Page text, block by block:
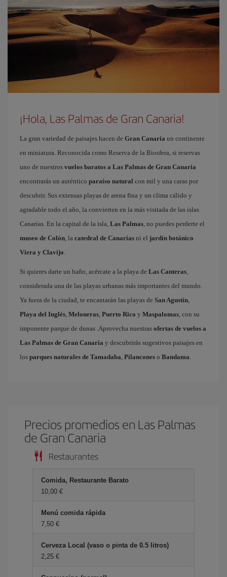
¡Hola, Las Palmas de Gran Canaria!
La gran variedad de paisajes hacen de Gran Canaria un continente
en miniatura. Reconocida como Reserva de la Biosfera, si reservas
uno de nuestros vuelos baratos a Las Palmas de Gran Canaria
encontrarás un auténtico paraíso natural con mil y una caras por
descubrir. Sus extensas playas de arena fina y un clima cálido y
agradable todo el año, la convierten en la más visitada de las islas
Canarias. En la capital de la isla, Las Palmas, no puedes perderte el
museo de Colón, la catedral de Canarias ni el jardín botánico
Viera y Clavijo.
Si quieres darte un baño, acércate a la playa de Las Canteras,
considerada una de las playas urbanas más importantes del mundo.
Ya fuera de la ciudad, te encantarán las playas de San Agustín,
Playa del Inglés, Meloneras, Puerto Rico y Maspalomas, con su
imponente parque de dunas .Aprovecha nuestras ofertas de vuelos a
Las Palmas de Gran Canaria y descubrirás sugestivos paisajes en
los parques naturales de Tamadaba, Pilancones o Bandama.
Precios promedios en Las Palmas
de Gran Canaria
Restaurantes
Comida, Restaurante Barato
10,00 €
Menú comida rápida
7,50 €
Cerveza Local (vaso o pinta de 0.5 litros)
2,25 €